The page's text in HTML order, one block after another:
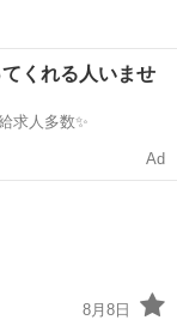
くれる人いませ
高時給求人多数✨
Ad
8月8日